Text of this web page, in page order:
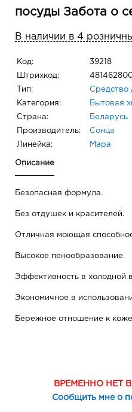
посуды Забота о
В наличии в 4
Код: 39218
Штрихкод:
Тип: Средство
Категория: Бытовая
Страна: Беларусь
Производитель: Сонца
Линейка: Мара
Описание
Безопасная формула.
Без отдушек и красителей.
Отличная моющая
Высокое пенообразование.
Эффективность в холодной
Экономичное в
Бережное отношение к
ВРЕМЕННО НЕТ
Сообщить мне о